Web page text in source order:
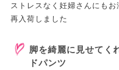
ストレスなく妊婦さんにも
再入荷しました
脚を綺麗に見せてく
ドパンツ